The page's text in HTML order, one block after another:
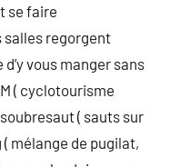
se faire
salles regorgent
vous manger sans
( cyclotourisme
( sauts sur
mélange de pugilat,